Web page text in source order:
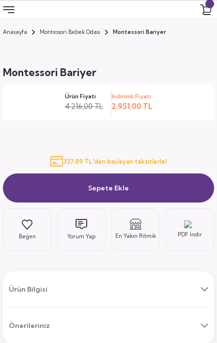
Geri Dön
Geri Dön
Geri Dön
Geri Dön
Anasayfa Montessori Bebek Odası Montessori Bariyer
Montessori Bariyer
Ürün Fiyatı
4.216,00 TL
İndirimli Fiyatı
2.951,00 TL
327,89 TL'den başlayan taksitlerle!
Sepete Ekle
Yorum Yap En Yakın Ritmik PDF İndir
Ürün Bilgisi
Önerileriniz